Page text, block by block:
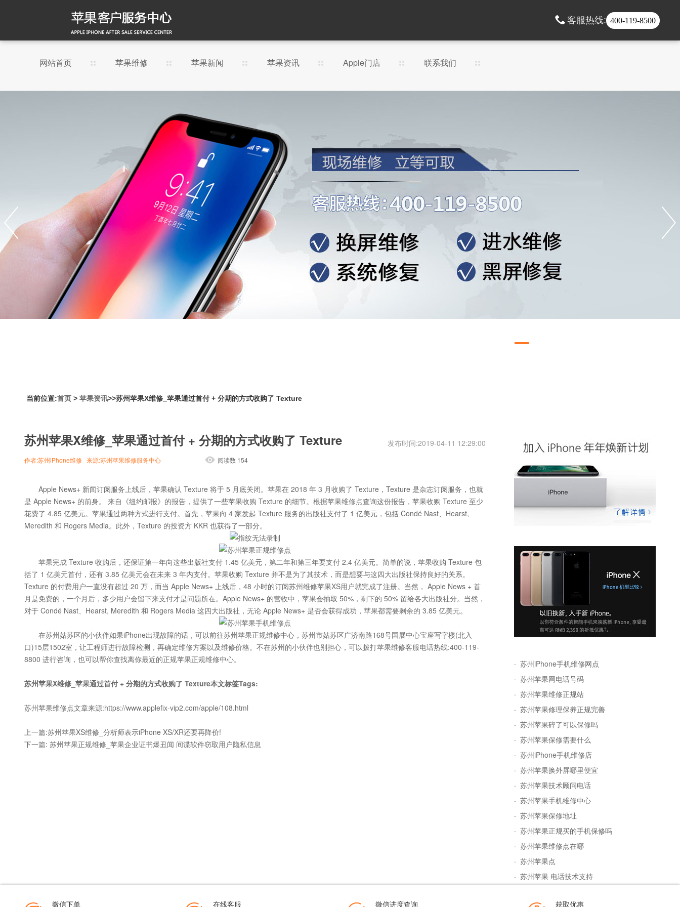
客服热线: 400-119-8500
网站首页 苹果维修 苹果新闻 苹果资讯 Apple门店 联系我们
当前位置:首页 > 苹果资讯>>苏州苹果X维修_苹果通过首付 + 分期的方式收购了 Texture
苏州苹果X维修_苹果通过首付 + 分期的方式收购了 Texture 发布时间:2019-04-11 12:29:00
作者:苏州iPhone维修 来源:苏州苹果维修服务中心 阅读数 154
Apple News+ 新闻订阅服务上线后，苹果确认 Texture 将于 5 月底关闭。苹果在 2018 年 3 月收购了 Texture，Texture 是杂志订阅服务，也就
是 Apple News+ 的前身。 来自《纽约邮报》的报告，提供了一些苹果收购 Texture 的细节。根据苹果维修点查询这份报告，苹果收购 Texture 至少
花费了 4.85 亿美元。苹果通过两种方式进行支付。首先，苹果向 4 家发起 Texture 服务的出版社支付了 1 亿美元，包括 Condé Nast、Hearst,
Meredith 和 Rogers Media。此外，Texture 的投资方 KKR 也获得了一部分。
苹果完成 Texture 收购后，还保证第一年向这些出版社支付 1.45 亿美元，第二年和第三年要支付 2.4 亿美元。简单的说，苹果收购 Texture 包
括了 1 亿美元首付，还有 3.85 亿美元会在未来 3 年内支付。苹果收购 Texture 并不是为了其技术，而是想要与这四大出版社保持良好的关系。
Texture 的付费用户一直没有超过 20 万，而当 Apple News+ 上线后，48 小时的订阅苏州维修苹果XS用户就完成了注册。当然， Apple News + 首
月是免费的，一个月后，多少用户会留下来支付才是问题所在。Apple News+ 的营收中，苹果会抽取 50%，剩下的 50% 留给各大出版社分。当然，
对于 Condé Nast、Hearst, Meredith 和 Rogers Media 这四大出版社，无论 Apple News+ 是否会获得成功，苹果都需要剩余的 3.85 亿美元。
在苏州姑苏区的小伙伴如果iPhone出现故障的话，可以前往苏州苹果正规维修中心，苏州市姑苏区广济南路168号国展中心宝座写字楼(北入
口)15层1502室，让工程师进行故障检测，再确定维修方案以及维修价格。不在苏州的小伙伴也别担心，可以拨打苹果维修客服电话热线:400-119-
8800 进行咨询，也可以帮你查找离你最近的正规苹果正规维修中心。
苏州苹果X维修_苹果通过首付 + 分期的方式收购了 Texture本文标签Tags:
苏州苹果维修点文章来源:https://www.applefix-vip2.com/apple/108.html
上一篇:苏州苹果XS维修_分析师表示iPhone XS/XR还要再降价!
下一篇: 苏州苹果正规维修_苹果企业证书爆丑闻 间谍软件窃取用户隐私信息
· 苏州iPhone手机维修网点
· 苏州苹果网电话号码
· 苏州苹果维修正规站
· 苏州苹果修理保养正规完善
· 苏州苹果碎了可以保修吗
· 苏州苹果保修需要什么
· 苏州iPhone手机维修店
· 苏州苹果换外屏哪里便宜
· 苏州苹果技术顾问电话
· 苏州苹果手机维修中心
· 苏州苹果保修地址
· 苏州苹果正规买的手机保修吗
· 苏州苹果维修点在哪
· 苏州苹果点
· 苏州苹果 电话技术支持
微信下单 在线客服 微信进度查询 获取优惠